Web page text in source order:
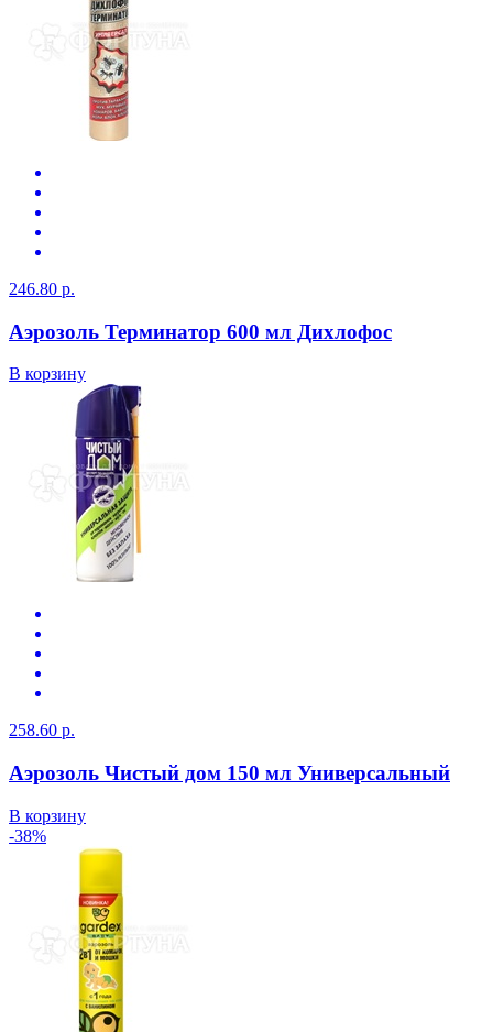
246.80 р.
Аэрозоль Терминатор 600 мл Дихлофос
В корзину
258.60 р.
Аэрозоль Чистый дом 150 мл Универсальный
В корзину
-38%